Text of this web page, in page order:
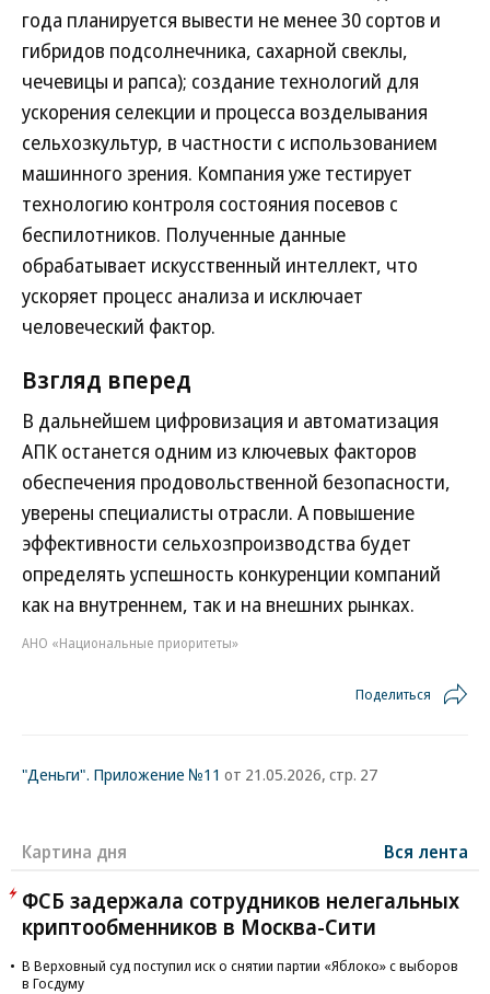
года планируется вывести не менее 30 сортов и
гибридов подсолнечника, сахарной свеклы,
чечевицы и рапса); создание технологий для
ускорения селекции и процесса возделывания
сельхозкультур, в частности с использованием
машинного зрения. Компания уже тестирует
технологию контроля состояния посевов с
беспилотников. Полученные данные
обрабатывает искусственный интеллект, что
ускоряет процесс анализа и исключает
человеческий фактор.
Взгляд вперед
В дальнейшем цифровизация и автоматизация
АПК останется одним из ключевых факторов
обеспечения продовольственной безопасности,
уверены специалисты отрасли. А повышение
эффективности сельхозпроизводства будет
определять успешность конкуренции компаний
как на внутреннем, так и на внешних рынках.
АНО «Национальные приоритеты»
Поделиться
"Деньги". Приложение №11 от 21.05.2026, стр. 27
Картина дня Вся лента
ФСБ задержала сотрудников нелегальных
криптообменников в Москва-Сити
В Верховный суд поступил иск о снятии партии «Яблоко» с выборов
в Госдуму